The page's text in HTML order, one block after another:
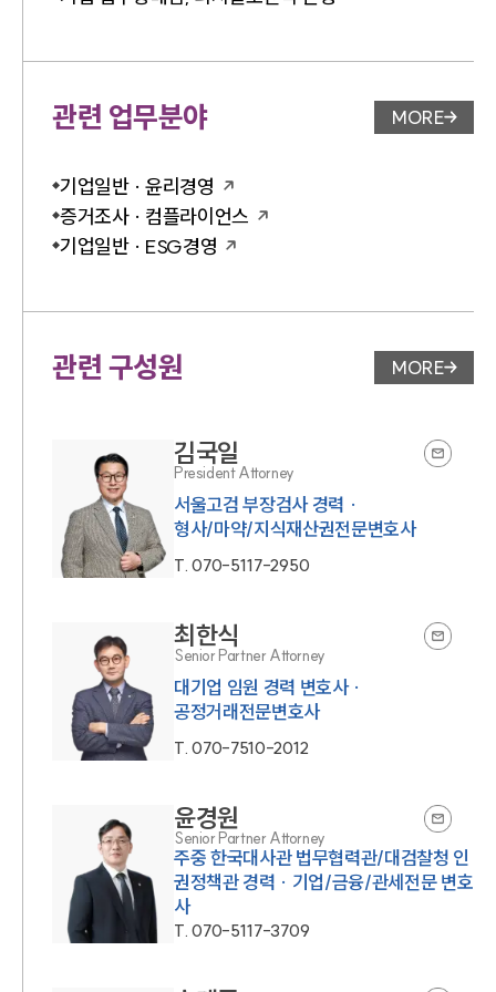
관련 업무분야 업무분야
MORE
기업일반 · 윤리경영
증거조사 · 컴플라이언스
기업일반 · ESG경영
관련 구성원 변호사 페
MORE
김국일
President Attorney
서울고검 부장검사 경력 ·
형사/마약/지식재산권전문변호사
T.070-5117-2950
최한식
Senior Partner Attorney
대기업 임원 경력 변호사 ·
공정거래전문변호사
T.070-7510-2012
윤경원
Senior Partner Attorney
주중 한국대사관 법무협력관/대검찰청 인
권정책관 경력 · 기업/금융/관세전문 변호
사
T.070-5117-3709